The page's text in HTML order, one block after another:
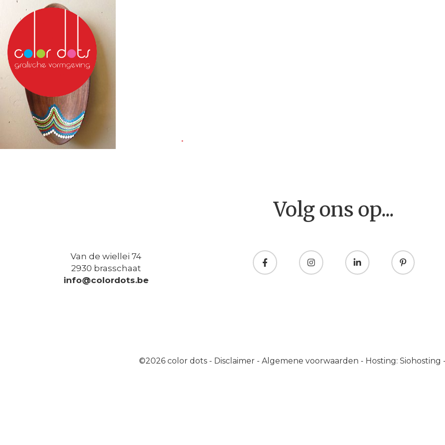
Volg ons op...
Van de wiellei 74
2930 brasschaat
info@colordots.be
©2026 color dots - Disclaimer - Algemene voorwaarden - Hosting: Siohosting -